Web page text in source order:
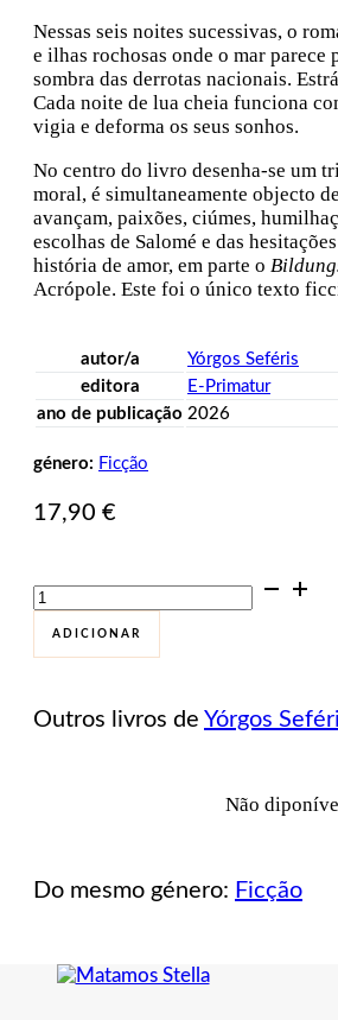
Nessas seis noites sucessivas, o
e ilhas rochosas onde o mar
sombra das derrotas nacionais.
Cada noite de lua cheia funciona
vigia e deforma os seus sonhos.
No centro do livro desenha-se um
moral, é simultaneamente objecto
avançam, paixões, ciúmes,
escolhas de Salomé e das
história de amor, em parte o
Acrópole. Este foi o único texto
autor/a
Yórgos Seféris
editora
E-Primatur
ano de publicação 2026
género: Ficção
17,90 €
Quantidade
de
Seis
noite
ADICIONAR
Outros livros de Yórgos
Não
Do mesmo género: Ficção